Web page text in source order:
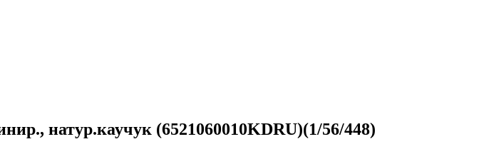
натур.каучук (6521060010KDRU)(1/56/448)